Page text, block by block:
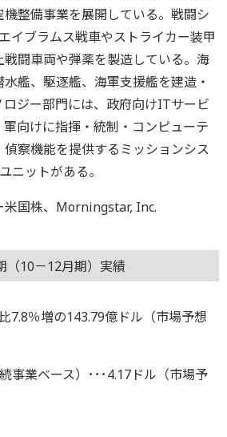
整備事業を展開している。戦闘シ
イブラムス戦車やストライカー装甲
闘車両や弾薬を製造している。海
艦、駆逐艦、海軍支援艦を建造・
ジー部門には、政府向けITサービ
向けに指揮・統制・コンピューテ
察機能を提供するミッションシス
ニットがある。
米国株、Morningstar, Inc.
（10－12月期）実績
7.8％増の143.79億ドル（市場予想
事業ベース）･･･4.17ドル（市場予